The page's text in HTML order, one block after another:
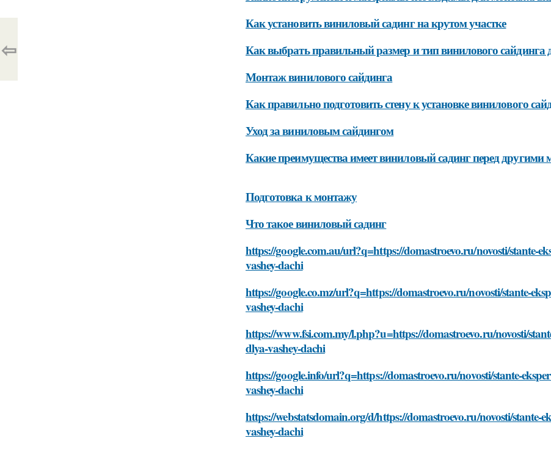
Как установить виниловый садинг на крутом участке
Как выбрать правильный размер и тип винилового сайдинга
Монтаж винилового сайдинга
Как правильно подготовить стену к установке винилового
Уход за виниловым сайдингом
Какие преимущества имеет виниловый садинг перед другими
Подготовка к монтажу
Что такое виниловый садинг
https://google.com.au/url?q=https://domastroevo.ru/novosti/stante-
vashey-dachi
https://google.co.mz/url?q=https://domastroevo.ru/novosti/stante-
vashey-dachi
https://www.fsi.com.my/l.php?u=https://domastroevo.ru/novosti/
dlya-vashey-dachi
https://google.info/url?q=https://domastroevo.ru/novosti/stante-
vashey-dachi
https://webstatsdomain.org/d/https://domastroevo.ru/novosti/
vashey-dachi
⇦